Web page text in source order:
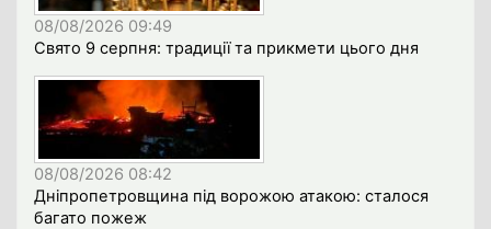
08/08/2026 09:49
Свято 9 серпня: традиції та прикмети цього дня
08/08/2026 08:42
Дніпропетровщина під ворожою атакою: сталося
багато пожеж